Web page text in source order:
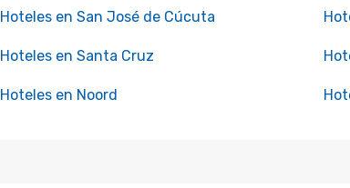
Hoteles en San José de Cúcuta
Hoteles en Santa Cruz
Hoteles en Noord